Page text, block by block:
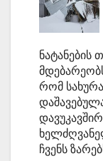
ნატანების
რომ
ჩვენს